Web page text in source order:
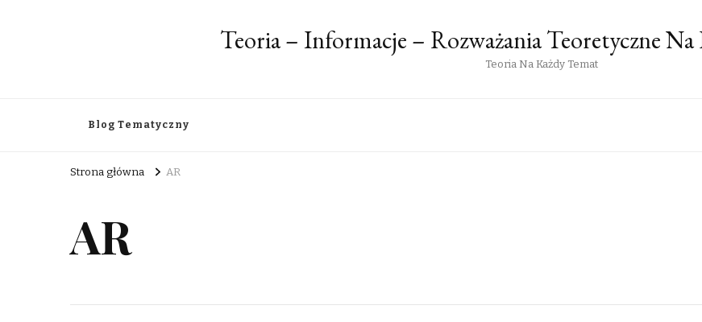
Teoria – Informacje – Rozważania Teoretyczne
Teoria Na Każdy Temat
Blog Tematyczny
Strona główna AR
AR